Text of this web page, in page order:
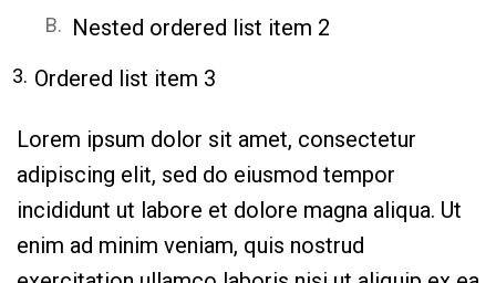
Nested ordered list item 2
Ordered list item 3
Lorem ipsum dolor sit amet, consectetur
adipiscing elit, sed do eiusmod tempor
incididunt ut labore et dolore magna aliqua. Ut
enim ad minim veniam, quis nostrud